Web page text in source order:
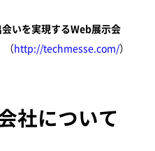
いを実現するWeb展示会
（ http://techmesse.com/）
社について